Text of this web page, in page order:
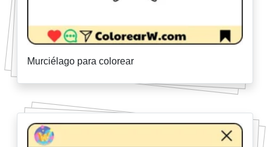
Murciélago para colorear